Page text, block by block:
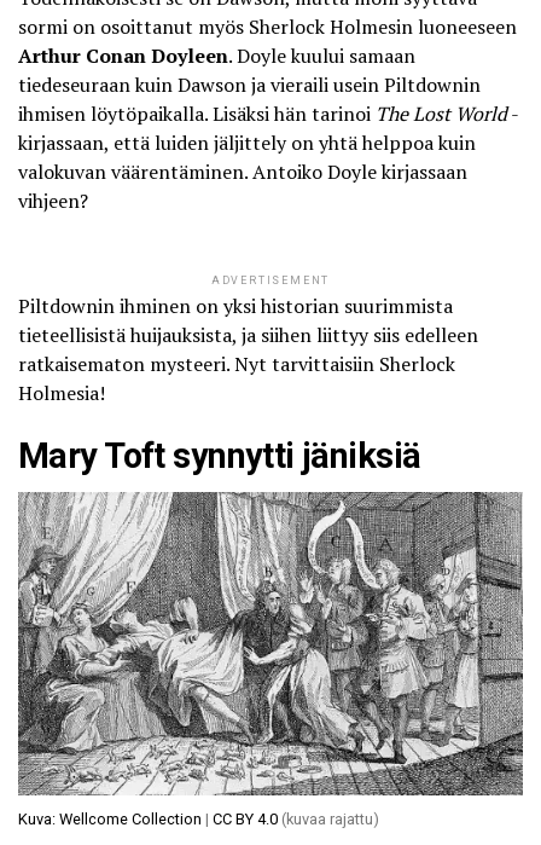
sormi on osoittanut myös Sherlock Holmesin luoneeseen
Arthur Conan Doyleen. Doyle kuului samaan
tiedeseuraan kuin Dawson ja vieraili usein Piltdownin
ihmisen löytöpaikalla. Lisäksi hän tarinoi The Lost World-
kirjassaan, että luiden jäljittely on yhtä helppoa kuin
valokuvan väärentäminen. Antoiko Doyle kirjassaan
vihjeen?
ADVERTISEMENT
Piltdownin ihminen on yksi historian suurimmista
tieteellisistä huijauksista, ja siihen liittyy siis edelleen
ratkaisematon mysteeri. Nyt tarvittaisiin Sherlock
Holmesia!
Mary Toft synnytti jäniksiä
Kuva: Wellcome Collection | CC BY 4.0 (kuvaa rajattu)